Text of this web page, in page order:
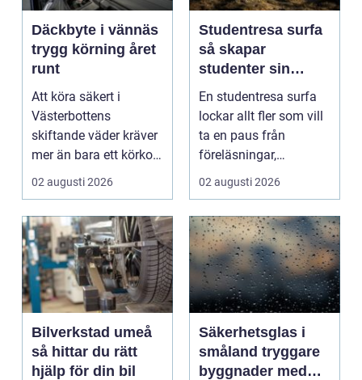
Däckbyte i vännäs
trygg körning året
runt
Att köra säkert i
Västerbottens
skiftande väder kräver
mer än bara ett körkort
och en pålitlig bil. ...
02 augusti 2026
Studentresa surfa
så skapar
studenter sin
ultimata paus från
plugget
En studentresa surfa
lockar allt fler som vill
ta en paus från
föreläsningar,
tentaplugg och sena
02 augusti 2026
Bilverkstad umeå
så hittar du rätt
hjälp för din bil
Säkerhetsglas i
småland tryggare
byggnader med